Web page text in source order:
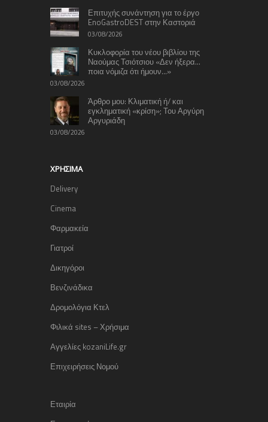
Επιτυχής συνάντηση για το έργο
EnoGastroDEST στην Καστοριά
03/08/2026
Κυκλοφορία του νέου βιβλίου της
Ναούμας Τσιότσιου «Δεν ήξερα…
ποια νόμιζα ότι ήμουν…»
03/08/2026
Άρθρο μου: Κλιματική ή/ και
εγκληματική «κρίση»; Του Αργύρη
Αργυριάδη
03/08/2026
ΧΡΉΣΙΜΑ
Delivery
Cinema
Φαρμακεία
Γιατροί
Δικηγόροι
Βενζινάδικα
Δρομολόγια Κτελ
Φιλικά sites – Χρήσιμα
Αγγελίες kozaniLife.gr
Επιχειρήσεις Νομού
Εταιρία